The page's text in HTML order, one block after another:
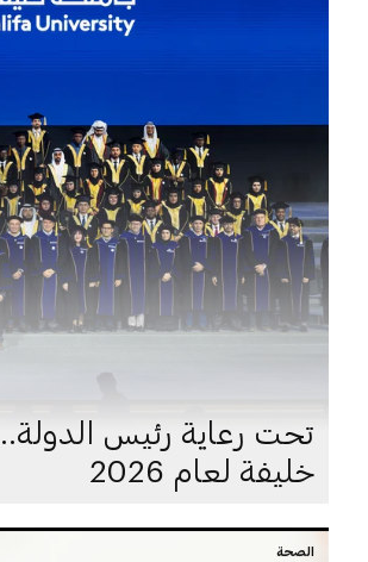
تحت رعاية رئيس
خليفة لعام 2026
الصحة